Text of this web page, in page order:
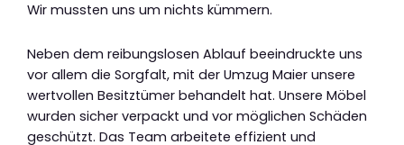
Wir mussten uns um nichts kümmern.
Neben dem reibungslosen Ablauf beeindruckte uns
vor allem die Sorgfalt, mit der Umzug Maier unsere
wertvollen Besitztümer behandelt hat. Unsere Möbel
wurden sicher verpackt und vor möglichen Schäden
geschützt. Das Team arbeitete effizient und